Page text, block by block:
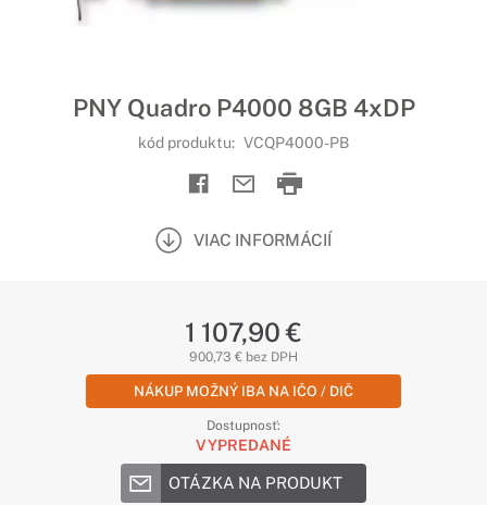
PNY Quadro P4000 8GB 4xDP
kód produktu: VCQP4000-PB
VIAC INFORMÁCIÍ
1 107,90 €
900,73 € bez DPH
NÁKUP MOŽNÝ IBA NA IČO / DIČ
Dostupnosť:
VYPREDANÉ
OTÁZKA NA PRODUKT